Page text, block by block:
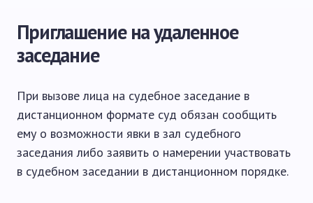
Приглашение на удаленное
заседание
При вызове лица на судебное заседание в
дистанционном формате суд обязан сообщить
ему о возможности явки в зал судебного
заседания либо заявить о намерении участвовать
в судебном заседании в дистанционном порядке.